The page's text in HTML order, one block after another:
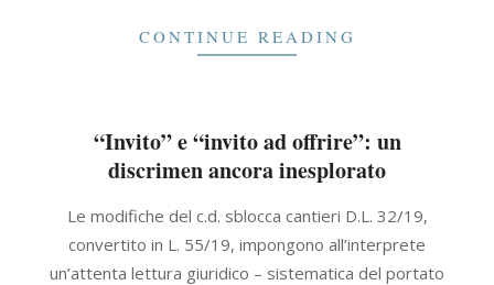
CONTINUE READING
“Invito” e “invito ad offrire”: un
discrimen ancora inesplorato
10-Le modifiche del c.d. sblocca cantieri D.L. 32/19,
convertito in L. 55/19, impongono all’interprete
un’attenta lettura giuridico – sistematica del portato